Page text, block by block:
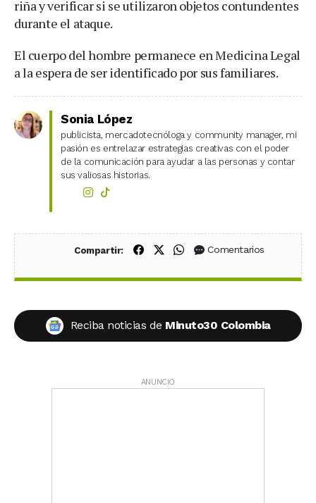
riña y verificar si se utilizaron objetos contundentes
durante el ataque.
El cuerpo del hombre permanece en Medicina Legal
a la espera de ser identificado por sus familiares.
Sonia López
publicista, mercadotecnóloga y community manager, mi
pasión es entrelazar estrategias creativas con el poder
de la comunicación para ayudar a las personas y contar
sus valiosas historias.
Compartir: Compartir en Facebook
Compartir en X (Twitter)
Compartir en WhatsApp
Comentarios
Reciba noticias de Minuto30 Colombia
ANUNCIO